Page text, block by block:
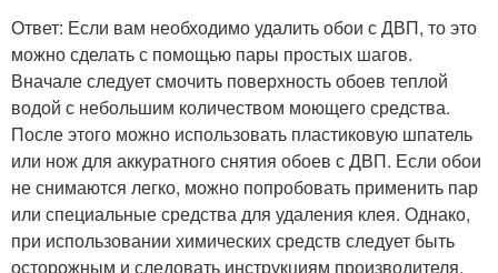
Ответ: Если вам необходимо удалить обои с ДВП, то это
можно сделать с помощью пары простых шагов.
Вначале следует смочить поверхность обоев теплой
водой с небольшим количеством моющего средства.
После этого можно использовать пластиковую шпатель
или нож для аккуратного снятия обоев с ДВП. Если обои
не снимаются легко, можно попробовать применить пар
или специальные средства для удаления клея. Однако,
при использовании химических средств следует быть
осторожным и следовать инструкциям производителя.